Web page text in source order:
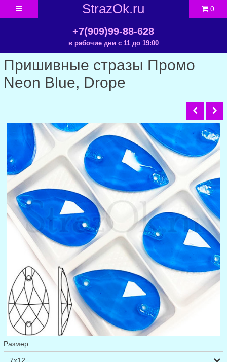
StrazOk.ru
+7(909)99-88-628
в рабочие дни с 11 до 19:00
0
Пришивные стразы Промо
Neon Blue, Drope
Размер